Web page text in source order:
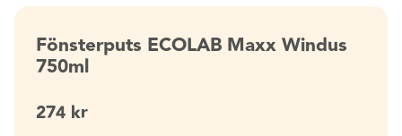
Fönsterputs ECOLAB Maxx Windus
750ml
274 kr